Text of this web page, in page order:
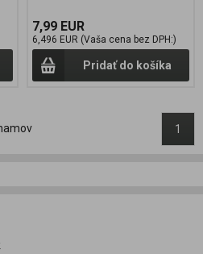
7,99 EUR
6,496 EUR (Vaša cena bez DPH:)
Pridať do košíka
1